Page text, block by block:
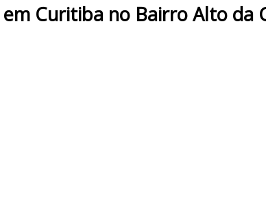
Curitiba no Bairro Alto da